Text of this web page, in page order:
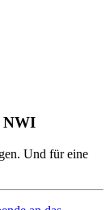
NWI
Und für eine